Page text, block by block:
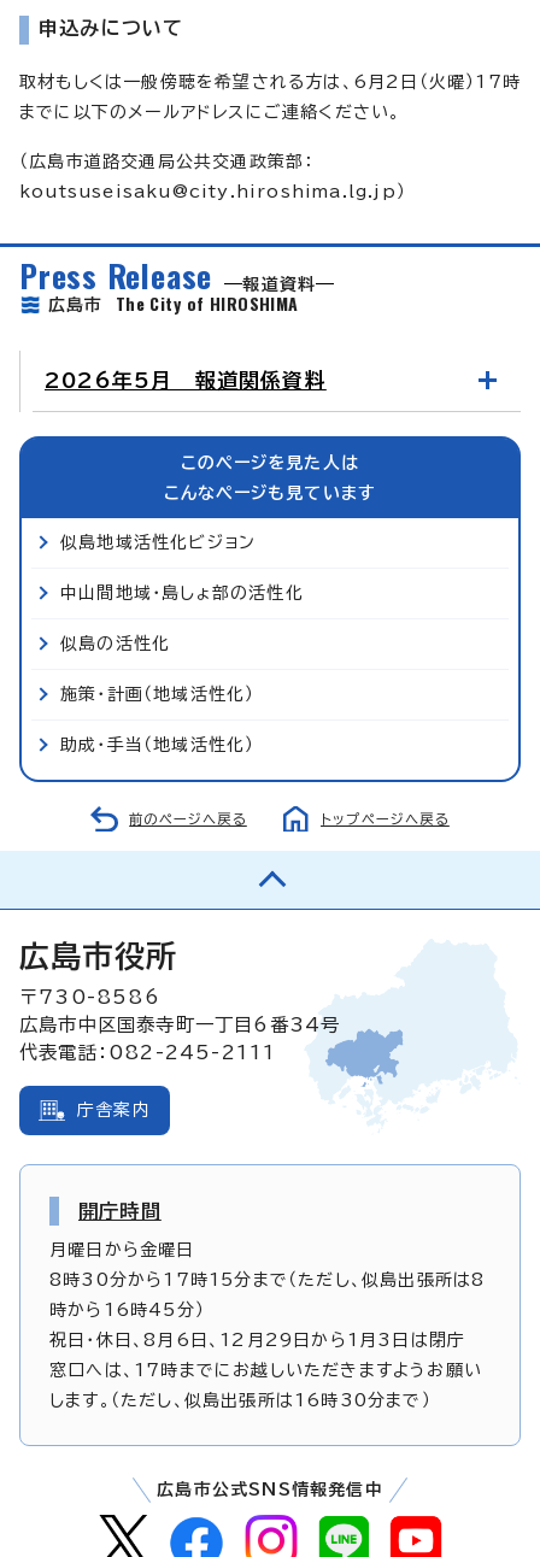
申込みについて
取材もしくは一般傍聴を希望される方は、6月2日（火曜）17時
までに以下のメールアドレスにご連絡ください。
（広島市道路交通局公共交通政策部：
koutsuseisaku@city.hiroshima.lg.jp ）
Press Release
報道資料
広島市 The City of HIROSHIMA
2026年5月 報道関係資料
このページを見た人は
こんなページも見ています
似島地域活性化ビジョン
中山間地域・島しょ部の活性化
似島の活性化
施策・計画（地域活性化）
助成・手当（地域活性化）
前のページへ戻る トップページへ戻る
広島市役所
〒730-8586
広島市中区国泰寺町一丁目6番34号
代表電話：082-245-2111
庁舎案内
開庁時間
月曜日から金曜日
8時30分から17時15分まで（ただし、似島出張所は8
時から16時45分）
祝日・休日、8月6日、12月29日から1月3日は閉庁
窓口へは、17時までにお越しいただきますようお願い
します。（ただし、似島出張所は16時30分まで）
広島市公式SNS情報発信中